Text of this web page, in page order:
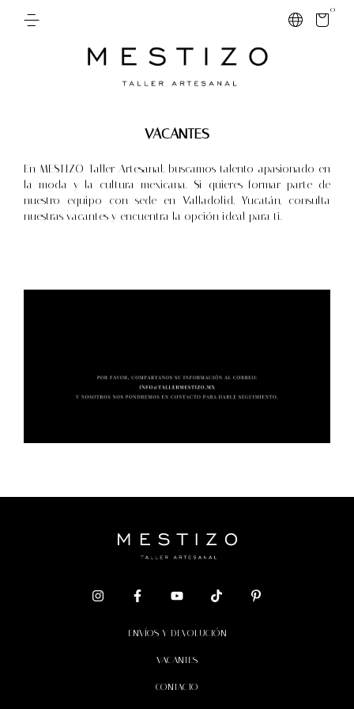
0
VACANTES
En MESTIZO Taller Artesanal, buscamos talento apasionado en
la moda y la cultura mexicana. Si quieres formar parte de
nuestro equipo con sede en Valladolid, Yucatán, consulta
nuestras vacantes y encuentra la opción ideal para ti.
ENVÍOS Y DEVOLUCIÓN
VACANTES
CONTACTO